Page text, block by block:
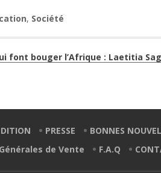
, Société
font bouger l’Afrique : Laetitia
PRESSE BONNES
de Vente
F.A.Q